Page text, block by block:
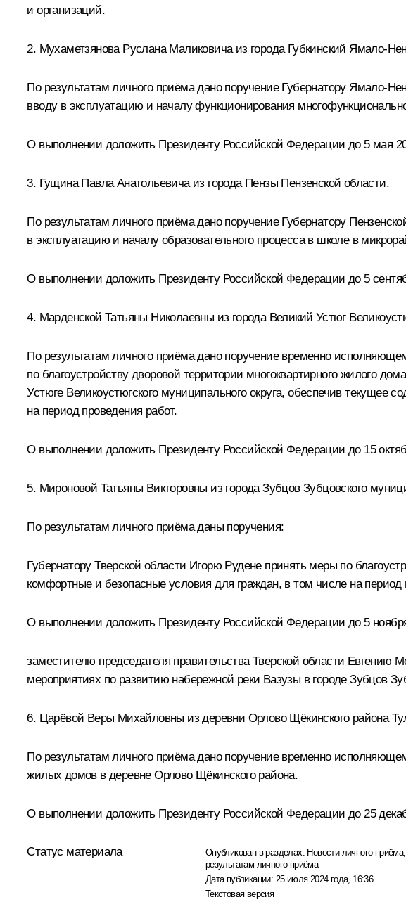
и организаций.
2. Мухаметзянова Руслана Маликовича из города Губкинский Ямало-
По результатам личного приёма дано поручение Губернатору Ямало-
вводу в эксплуатацию и началу функционирования
О выполнении доложить Президенту Российской Федерации до 5 мая
3. Гущина Павла Анатольевича из города Пензы Пензенской области.
По результатам личного приёма дано поручение Губернатору
в эксплуатацию и началу образовательного процесса в школе в
О выполнении доложить Президенту Российской Федерации до 5
4. Марденской Татьяны Николаевны из города Великий Устюг
По результатам личного приёма дано поручение временно
по благоустройству дворовой территории многоквартирного жилого
Устюге Великоустюгского муниципального округа, обеспечив текущее
на период проведения работ.
О выполнении доложить Президенту Российской Федерации до 15
5. Мироновой Татьяны Викторовны из города Зубцов Зубцовского
По результатам личного приёма даны поручения:
Губернатору Тверской области Игорю Рудене принять меры по
комфортные и безопасные условия для граждан, в том числе на период
О выполнении доложить Президенту Российской Федерации до 5
заместителю председателя правительства Тверской области
мероприятиях по развитию набережной реки Вазузы в городе Зубцов
6. Царёвой Веры Михайловны из деревни Орлово Щёкинского района
По результатам личного приёма дано поручение временно
жилых домов в деревне Орлово Щёкинского района.
О выполнении доложить Президенту Российской Федерации до 25
Статус материала Опубликован в разделах: Новости личного приёма,
результатам личного приёма
Дата публикации: 25 июля 2024 года, 16:36
Текстовая версия